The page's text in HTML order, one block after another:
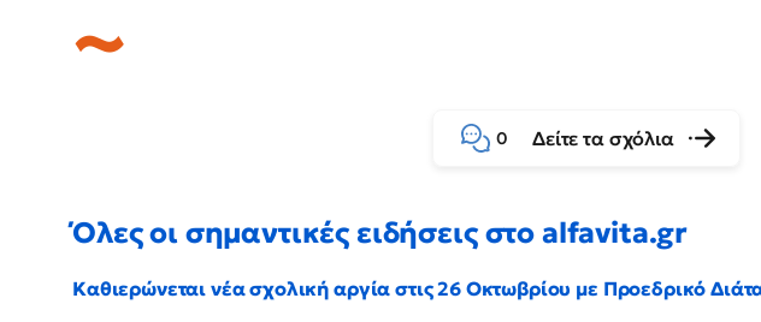
0 Δείτε τα σχόλια
Όλες οι σημαντικές ειδήσεις στο alfavita.gr
Καθιερώνεται νέα σχολική αργία στις 26 Οκτωβρίου με Προεδρικό